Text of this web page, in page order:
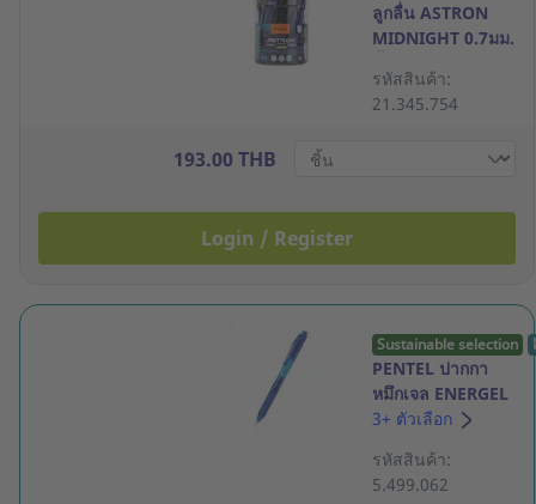
ลูกลื่น ASTRON
MIDNIGHT 0.7มม.
รหัสสินค้า:
21.345.754
193.00 THB
Login / Register
Sustainable selection
PENTEL ปากกา
หมึกเจล ENERGEL
X BL107 ด้ามกด
3+ ตัวเลือก
รหัสสินค้า:
5.499.062